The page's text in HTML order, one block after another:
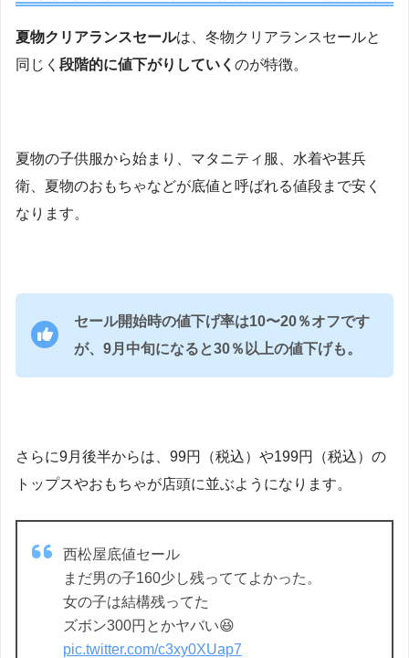
夏物クリアランスセールは、冬物クリアランスセールと
同じく 段階的に値下がりしていく のが特徴。
夏物の子供服から始まり、マタニティ服、水着や甚兵
衛、夏物のおもちゃなどが底値と呼ばれる値段まで安く
なります。
セール開始時の値下げ率は10〜20％オフです
が、9月中旬になると30％以上の値下げも。
さらに9月後半からは、99円（税込）や199円（税込）の
トップスやおもちゃが店頭に並ぶようになります。
西松屋底値セール
まだ男の子160少し残っててよかった。
女の子は結構残ってた
ズボン300円とかヤバい😆
pic.twitter.com/c3xy0XUap7